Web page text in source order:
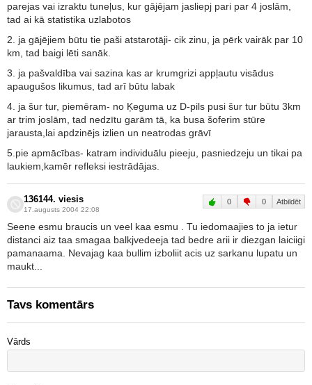
parejas vai izraktu tuneļus, kur gājējam jasliepj pari par 4 joslām,
tad ai kā statistika uzlabotos
2. ja gājējiem būtu tie paši atstarotāji- cik zinu, ja pērk vairāk par 10
km, tad baigi lēti sanāk.
3. ja pašvaldība vai sazina kas ar krumgrizi appļautu visādus
apaugušos likumus, tad arī būtu labak
4. ja šur tur, piemēram- no Ķeguma uz D-pils pusi šur tur būtu 3km
ar trim joslām, tad nedzītu garām tā, ka busa šoferim stūre
jarausta,lai apdzinējs izlien un neatrodas grāvī
5.pie apmācības- katram individuālu pieeju, pasniedzeju un tikai pa
laukiem,kamēr refleksi iestrādājas.
136144. viesis
17.augusts 2004 22:08
0 0 Atbildēt
Seene esmu braucis un veel kaa esmu . Tu iedomaajies to ja ietur
distanci aiz taa smagaa balkjvedeeja tad bedre arii ir diezgan laiciigi
pamanaama. Nevajag kaa bullim izboliit acis uz sarkanu lupatu un
maukt...
Tavs komentārs
Vārds